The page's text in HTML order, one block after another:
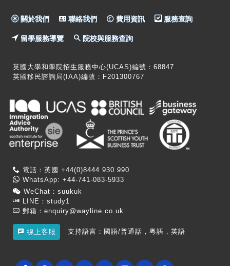
關於我們 聯絡我們 費用資訊 服務查詢
留學服務導覽 院校與服務查詢
英國大學和學院招生服務中心(UCAS)編號：68847
英國移民諮詢局(IAA)編號：F201300767
電話：英國 +44(0)8444 930 990
WhatsApp: +44-741-083-5933
WeChat：suukuk
LINE：study1
郵箱： enquiry@wayline.co.uk
線上客服 支持語言：國語/普通話，粵語，英語